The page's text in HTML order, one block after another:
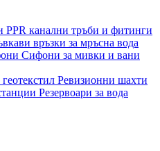
PPR канални тръби и фитинги
връзки за мръсна вода
Сифони за мивки и вани
Ревизионни шахти
Резервоари за вода